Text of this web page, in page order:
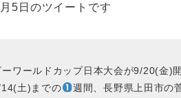
5日のツイートです
ワールドカップ日本大会が9/20(金)
土)までの
週間、長野県上田市の